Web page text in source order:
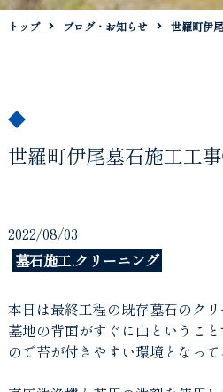
トップ ブログ・お知らせ 世羅町伊
世羅町伊尾墓石施工工
2022/08/03
墓石施工,クリーニング
本日は最終工程の既存墓石のクリ
墓地の背面がすぐに山というこ
ので苔が付きやすい環境となって